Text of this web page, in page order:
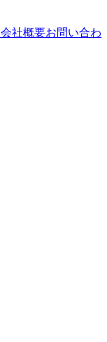
会社概要お問い合わ